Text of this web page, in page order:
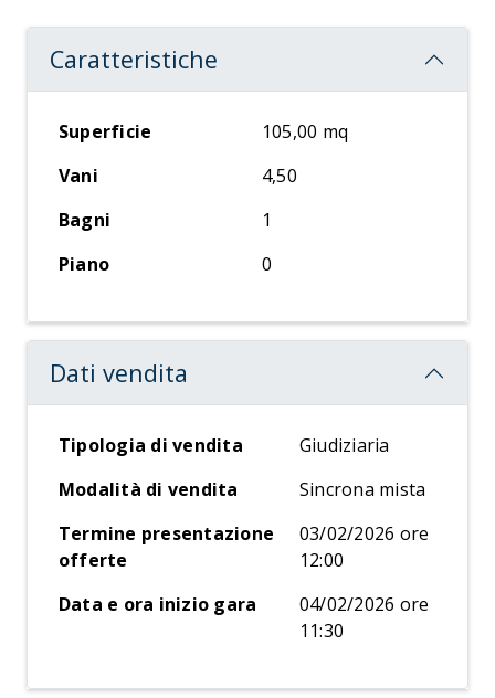
Caratteristiche
Superficie
105,00 mq
Vani
4,50
Bagni
1
Piano
0
Dati vendita
Tipologia di vendita
Giudiziaria
Modalità di vendita
Sincrona mista
Termine presentazione
offerte
03/02/2026 ore
12:00
Data e ora inizio gara
04/02/2026 ore
11:30